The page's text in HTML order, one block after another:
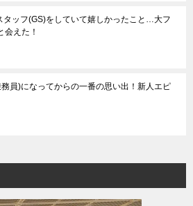
タッフ(GS)をしていて嬉しかったこと…大フ
会えた！
員)になってからの一番の思い出！新人エピ